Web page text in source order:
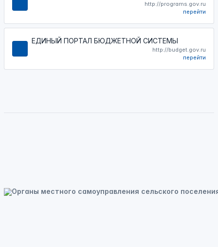
http://programs.gov.ru
перейти
ЕДИНЫЙ ПОРТАЛ БЮДЖЕТНОЙ СИСТЕМЫ
http://budget.gov.ru
перейти